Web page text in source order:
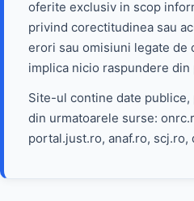
oferite exclusiv in scop
privind corectitudinea sau
erori sau omisiuni legate de
implica nicio raspundere
Site-ul contine date
din urmatoarele surse:
portal.just.ro, anaf.ro, scj.ro,